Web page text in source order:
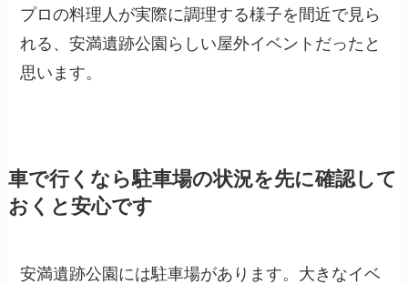
プロの料理人が実際に調理する様子を間近で見ら
れる、安満遺跡公園らしい屋外イベントだったと
思います。
車で行くなら駐車場の状況を先に確認して
おくと安心です
安満遺跡公園には駐車場があります。大きなイベ